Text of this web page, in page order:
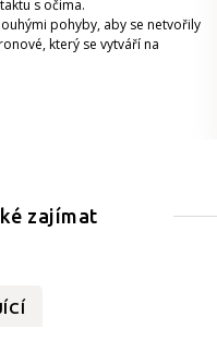
s očima.
pohyby, aby se netvořily
který se vytváří na
zajímat